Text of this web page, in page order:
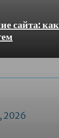
сайта:
2026